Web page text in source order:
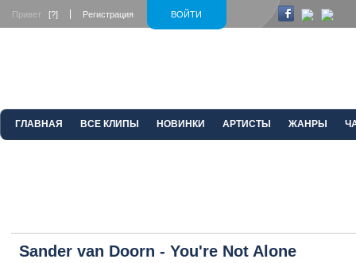
ВОЙТИ
Привет [?] Регистрация
ГЛАВНАЯ ВСЕ КЛИПЫ НОВИНКИ АРТИСТЫ ЖАНРЫ
Sander van Doorn - You're Not Alone